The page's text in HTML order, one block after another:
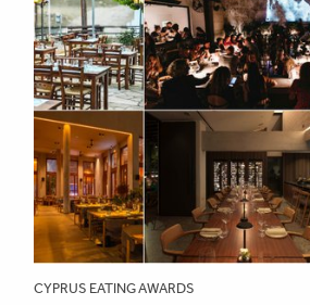
CYPRUS EATING AWARDS